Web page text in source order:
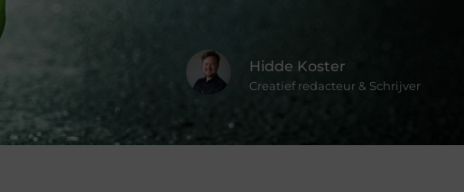
Hidde Koster
Creatief redacteur & Schrijver